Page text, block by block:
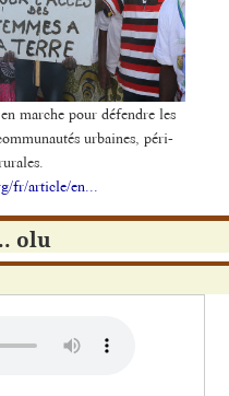
marche pour défendre les
urbaines, péri-
fr/article/en...
olu